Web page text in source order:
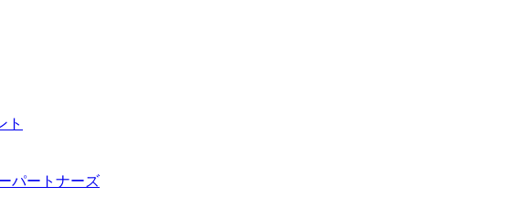
ト
パートナーズ